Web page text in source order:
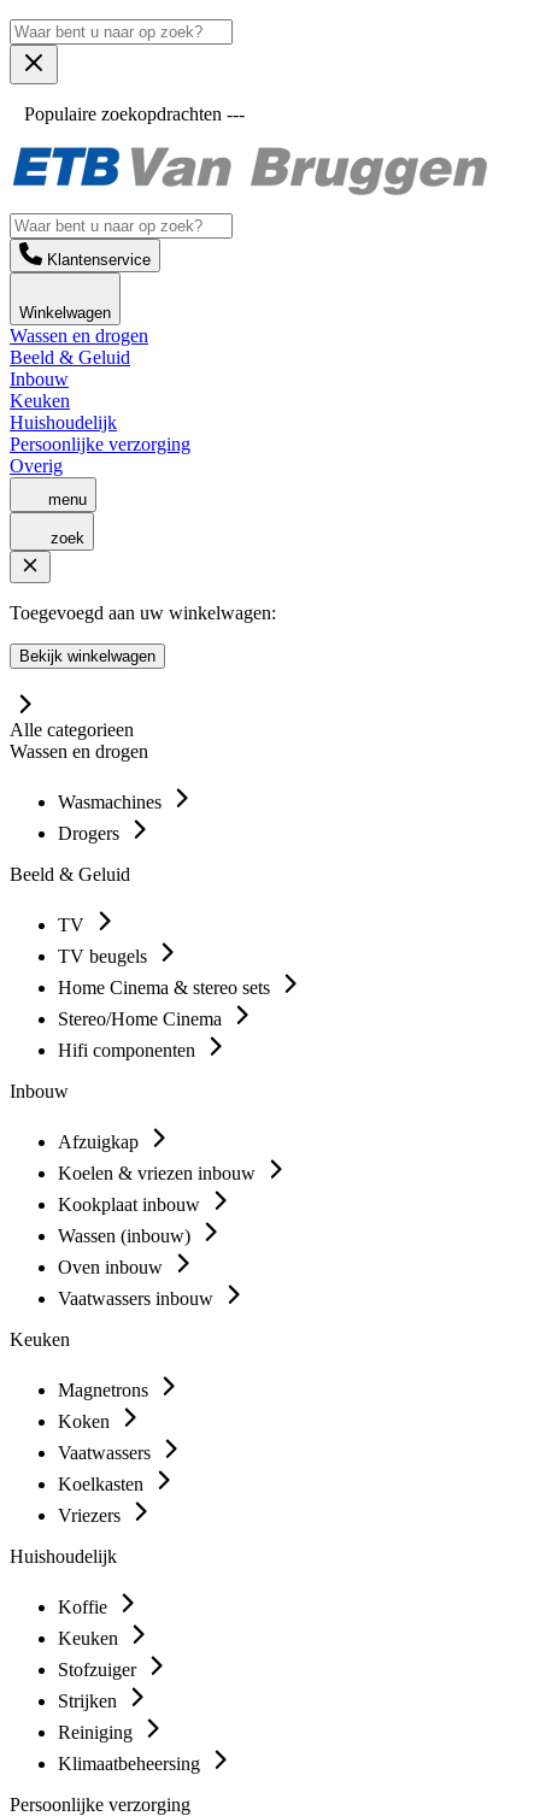
Populaire zoekopdrachten ---
Klantenservice
Winkelwagen
Wassen en drogen
Beeld & Geluid
Inbouw
Keuken
Huishoudelijk
Persoonlijke verzorging
Overig
menu
zoek
Toegevoegd aan uw winkelwagen:
Bekijk winkelwagen
Alle categorieen
Wassen en drogen
Wasmachines
Drogers
Beeld & Geluid
TV
TV beugels
Home Cinema & stereo sets
Stereo/Home Cinema
Hifi componenten
Inbouw
Afzuigkap
Koelen & vriezen inbouw
Kookplaat inbouw
Wassen (inbouw)
Oven inbouw
Vaatwassers inbouw
Keuken
Magnetrons
Koken
Vaatwassers
Koelkasten
Vriezers
Huishoudelijk
Koffie
Keuken
Stofzuiger
Strijken
Reiniging
Klimaatbeheersing
Persoonlijke verzorging